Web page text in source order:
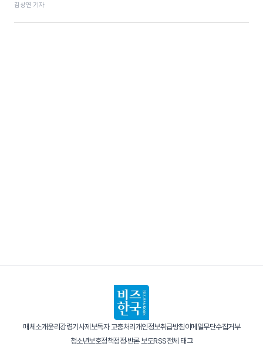
김상연 기자
매체소개윤리강령기사제보독자 고충처리 개인정보취급방침이메일무단수집거부
청소년보호정책정정·반론 보도RSS전체 태그